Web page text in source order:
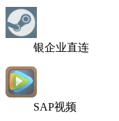
银企业直连
SAP视频